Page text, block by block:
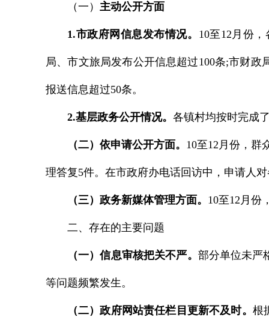
（一） 主动公开方面
1.市政府网信息发布情况。 10至12月份
局、市文旅局发布公开信息超过100条;市财
报送信息超过50条。
2.基层政务公开情况。 各镇村均按时完成
（二）依申请公开方面。 10至12月份，群
理答复5件。在市政府办电话回访中，申请人
（三）政务新媒体管理方面。 10至12月份
二、存在的主要问题
（一）信息审核把关不严。 部分单位未严
等问题频繁发生。
（二）政府网站责任栏目更新不及时。 根